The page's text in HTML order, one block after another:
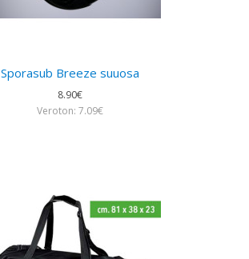
Sporasub Breeze suuosa
8.90€
Veroton: 7.09€